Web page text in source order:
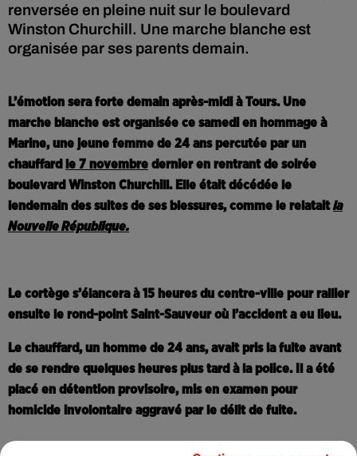
renversée en pleine nuit sur le boulevard
Winston Churchill. Une marche blanche est
organisée par ses parents demain.
L’émotion sera forte demain après-midi à Tours. Une
marche blanche est organisée ce samedi en hommage à
Marine, une jeune femme de 24 ans percutée par un
chauffard
le 7 novembre dernier en rentrant de soirée
boulevard Winston Churchill. Elle était décédée le
lendemain des suites de ses blessures, comme le relataitla
Nouvelle République.
Le cortège s’élancera à 15 heures du centre-ville pour rallier
ensuite le rond-point Saint-Sauveur où l’accident a eu lieu.
Le chauffard, un homme de 24 ans, avait pris la fuite avant
de se rendre quelques heures plus tard à la police. Il a été
placé en détention provisoire, mis en examen pour
homicide involontaire aggravé par le délit de fuite.